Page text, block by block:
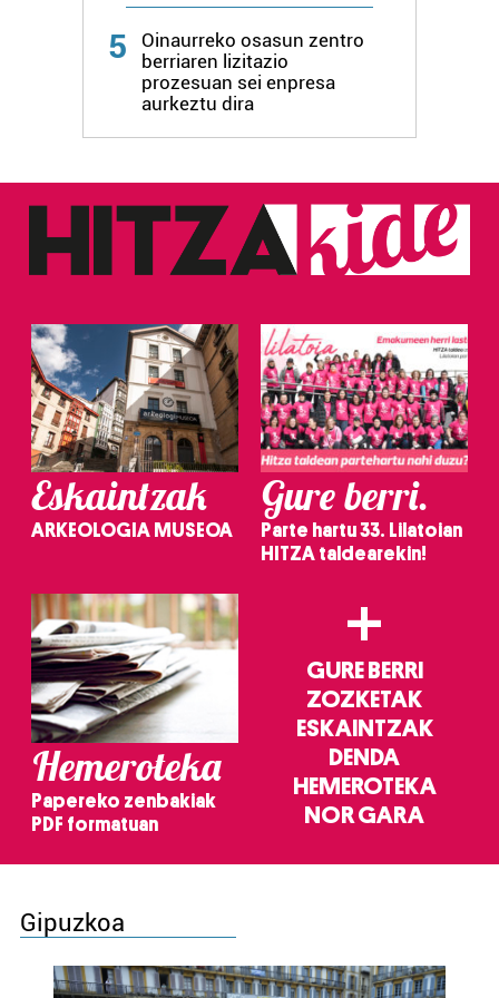
5
Oinaurreko osasun zentro
berriaren lizitazio
prozesuan sei enpresa
aurkeztu dira
Eskaintzak
ARKEOLOGIA MUSEOA
Gure berri.
Parte hartu 33. Lilatoian
HITZA taldearekin!
Hemeroteka
Papereko zenbakiak
PDF formatuan
+
GURE BERRI
ZOZKETAK
ESKAINTZAK
DENDA
HEMEROTEKA
NOR GARA
Gipuzkoa